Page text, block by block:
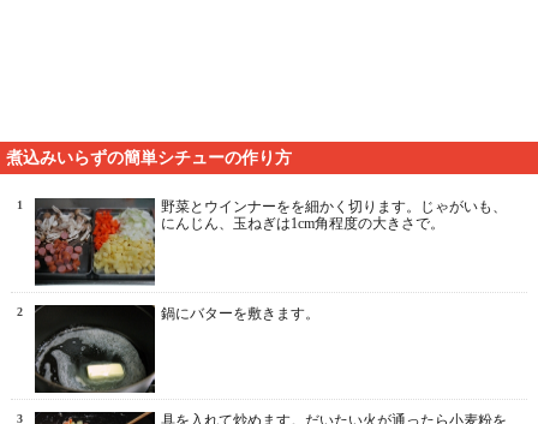
煮込みいらずの簡単シチューの作り方
1
野菜とウインナーをを細かく切ります。じゃがいも、
にんじん、玉ねぎは1cm角程度の大きさで。
2 鍋にバターを敷きます。
3
具を入れて炒めます。だいたい火が通ったら小麦粉を